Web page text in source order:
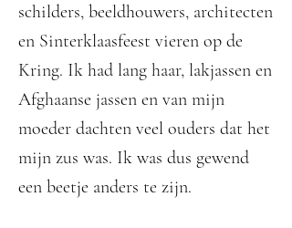
schilders, beeldhouwers, architecten
en Sinterklaasfeest vieren op de
Kring. Ik had lang haar, lakjassen en
Afghaanse jassen en van mijn
moeder dachten veel ouders dat het
mijn zus was. Ik was dus gewend
een beetje anders te zijn.